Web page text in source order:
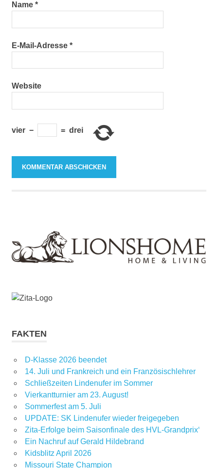
Name *
E-Mail-Adresse *
Website
vier − = drei
FAKTEN
D-Klasse 2026 beendet
14. Juli und Frankreich und ein Französischlehrer
Schließzeiten Lindenufer im Sommer
Vierkantturnier am 23. August!
Sommerfest am 5. Juli
UPDATE: SK Lindenufer wieder freigegeben
Zita-Erfolge beim Saisonfinale des HVL-Grandprix‘
Ein Nachruf auf Gerald Hildebrand
Kidsblitz April 2026
Missouri State Champion